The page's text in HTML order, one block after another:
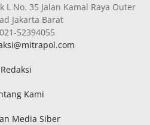
L No. 35 Jalan Kamal Raya Outer
Jakarta Barat
52394055
Redaksi
Kami
Media Siber